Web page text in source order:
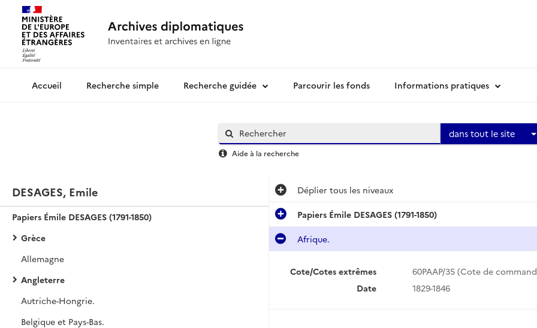
Archives diplomatiquesRecherche simple Recherche guidée Parcourir les fonds Informations pratiques
dans tout le site
Aide à la recherche
DESAGES, Emile
Papiers Émile DESAGES (1791-1850)
Grèce
Allemagne
Angleterre
Autriche-Hongrie.
Belgique et Pays-Bas.
Déplier tous les niveaux
Papiers Émile DESAGES (1791-1850)
Afrique.
Cote/Cotes extrêmes
60PAAP/35 (Cote de
Date
1829-1846